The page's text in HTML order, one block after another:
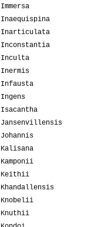
Immersa
Inaequispina
Inarticulata
Inconstantia
Inculta
Inermis
Infausta
Ingens
Isacantha
Jansenvillensis
Johannis
Kalisana
Kamponii
Keithii
Khandallensis
Knobelii
Knuthii